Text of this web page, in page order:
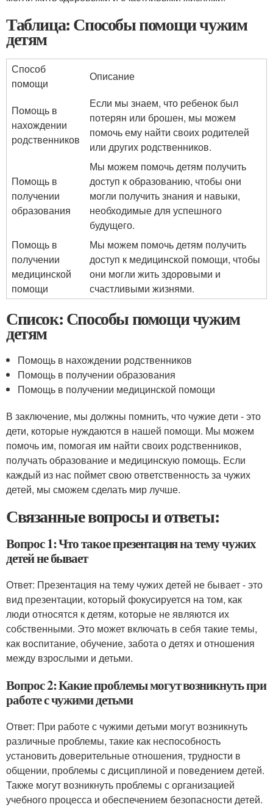
Таблица: Способы помощи чужим
детям
Способ
помощи
Описание
Помощь в
нахождении
родственников
Если мы знаем, что ребенок был
потерян или брошен, мы можем
помочь ему найти своих родителей
или других родственников.
Помощь в
получении
образования
Мы можем помочь детям получить
доступ к образованию, чтобы они
могли получить знания и навыки,
необходимые для успешного
будущего.
Помощь в
получении
медицинской
помощи
Мы можем помочь детям получить
доступ к медицинской помощи, чтобы
они могли жить здоровыми и
счастливыми жизнями.
Список: Способы помощи чужим
детям
Помощь в нахождении родственников
Помощь в получении образования
Помощь в получении медицинской помощи
В заключение, мы должны помнить, что чужие дети - это
дети, которые нуждаются в нашей помощи. Мы можем
помочь им, помогая им найти своих родственников,
получать образование и медицинскую помощь. Если
каждый из нас поймет свою ответственность за чужих
детей, мы сможем сделать мир лучше.
Связанные вопросы и ответы:
Вопрос 1: Что такое презентация на тему чужих
детей не бывает
Ответ: Презентация на тему чужих детей не бывает - это
вид презентации, который фокусируется на том, как
люди относятся к детям, которые не являются их
собственными. Это может включать в себя такие темы,
как воспитание, обучение, забота о детях и отношения
между взрослыми и детьми.
Вопрос 2: Какие проблемы могут возникнуть при
работе с чужими детьми
Ответ: При работе с чужими детьми могут возникнуть
различные проблемы, такие как неспособность
установить доверительные отношения, трудности в
общении, проблемы с дисциплиной и поведением детей.
Также могут возникнуть проблемы с организацией
учебного процесса и обеспечением безопасности детей.